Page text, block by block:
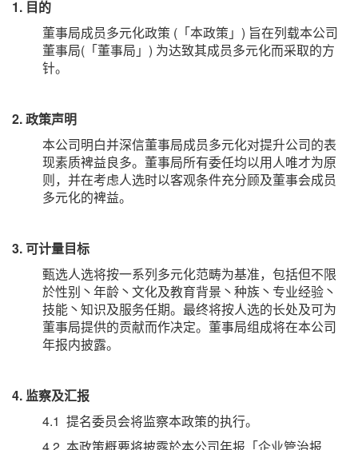
1. 目的
董事局成员多元化政策 (「本政策」) 旨在列载本公司
董事局(「董事局」) 为达致其成员多元化而采取的方
针。
2. 政策声明
本公司明白并深信董事局成员多元化对提升公司的表
现素质裨益良多。董事局所有委任均以用人唯才为原
则，并在考虑人选时以客观条件充分顾及董事会成员
多元化的裨益。
3. 可计量目标
甄选人选将按一系列多元化范畴为基准，包括但不限
於性别丶年龄丶文化及教育背景丶种族丶专业经验丶
技能丶知识及服务任期。最终将按人选的长处及可为
董事局提供的贡献而作决定。董事局组成将在本公司
年报内披露。
4. 监察及汇报
4.1 提名委员会将监察本政策的执行。